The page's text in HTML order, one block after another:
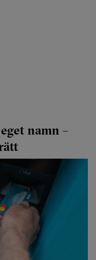
namn –